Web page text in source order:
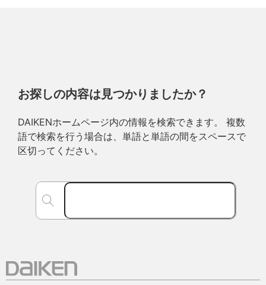
お探しの内容は見つかりましたか？
DAIKENホームページ内の情報を検索できます。 複数
語で検索を行う場合は、単語と単語の間をスペースで
区切ってください。